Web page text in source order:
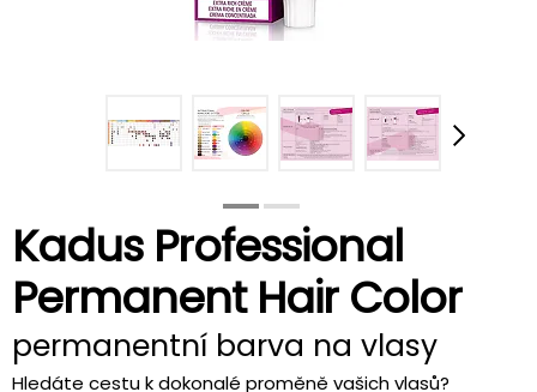
Kadus Professional
Permanent Hair Color
permanentní barva na vlasy
Hledáte cestu k dokonalé proměně vašich vlasů?